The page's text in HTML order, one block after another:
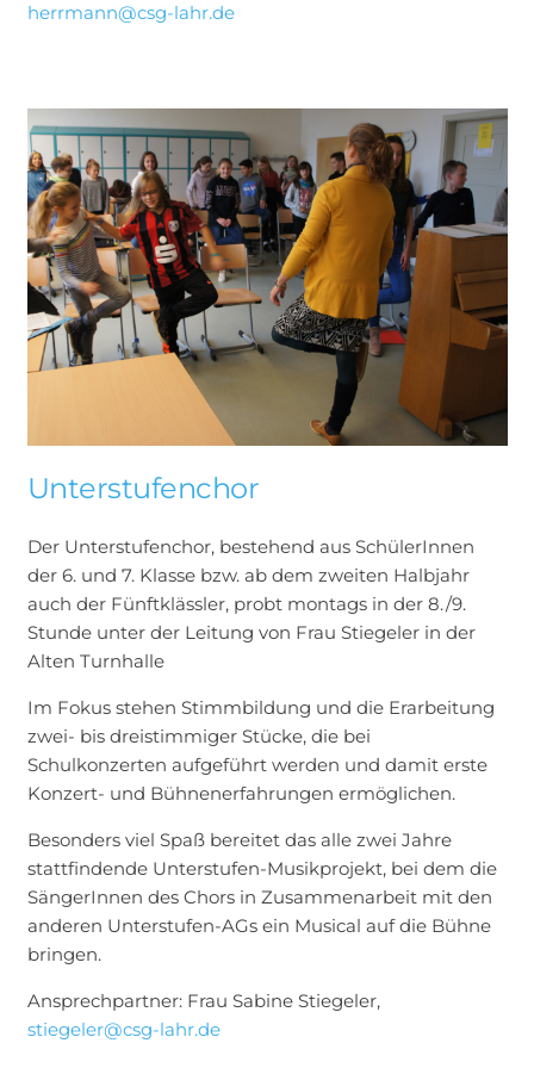
herrmann@csg-lahr.de
Unterstufenchor
Der Unterstufenchor, bestehend aus SchülerInnen
der 6. und 7. Klasse bzw. ab dem zweiten Halbjahr
auch der Fünftklässler, probt montags in der 8./9.
Stunde unter der Leitung von Frau Stiegeler in der
Alten Turnhalle
Im Fokus stehen Stimmbildung und die Erarbeitung
zwei- bis dreistimmiger Stücke, die bei
Schulkonzerten aufgeführt werden und damit erste
Konzert- und Bühnenerfahrungen ermöglichen.
Besonders viel Spaß bereitet das alle zwei Jahre
stattfindende Unterstufen-Musikprojekt, bei dem die
SängerInnen des Chors in Zusammenarbeit mit den
anderen Unterstufen-AGs ein Musical auf die Bühne
bringen.
Ansprechpartner: Frau Sabine Stiegeler,
stiegeler@csg-lahr.de